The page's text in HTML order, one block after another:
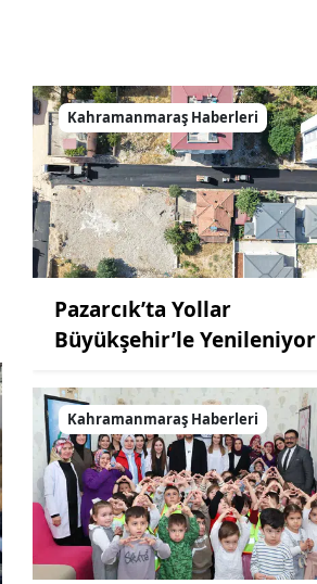
Kahramanmaraş Haberleri
Pazarcık’ta Yollar
Büyükşehir’le Yenileniyor
Kahramanmaraş Haberleri